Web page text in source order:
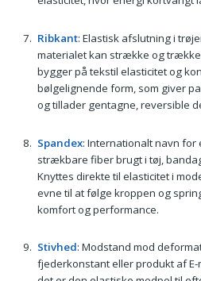
Ribkant: Elastisk afslutning i
materialet kan strække og trække
bygger på tekstil elasticitet og
bølgelignende form, som giver
og tillader gentagne, reversible
Spandex: Internationalt navn
strækbare fiber brugt i tøj,
Knyttes direkte til elasticitet i
evne til at følge kroppen og
komfort og performance.
Stivhed: Modstand mod
fjederkonstant eller produkt af